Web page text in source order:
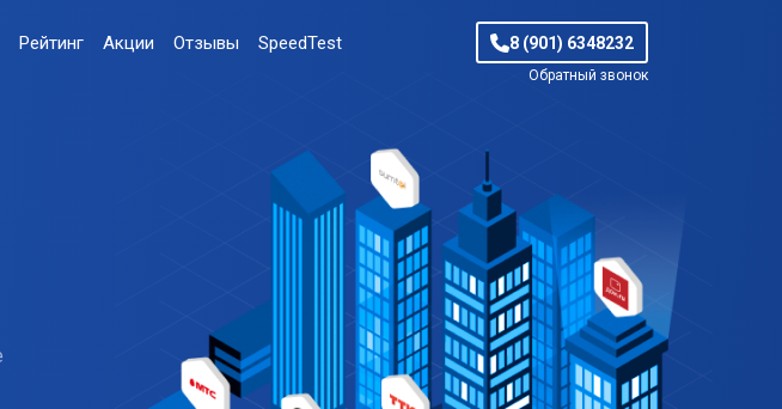
Рейтинг Акции Отзывы SpeedTest 8 (901) 6348232
Обратный звонок